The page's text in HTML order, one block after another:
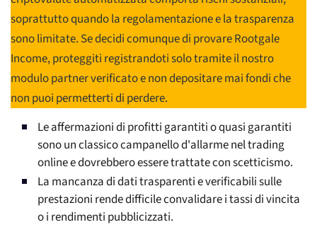
soprattutto quando la regolamentazione e la trasparenza
sono limitate. Se decidi comunque di provare Rootgale
Income, proteggiti registrandoti solo tramite il nostro
modulo partner verificato e non depositare mai fondi che
non puoi permetterti di perdere.
Le affermazioni di profitti garantiti o quasi garantiti
sono un classico campanello d'allarme nel trading
online e dovrebbero essere trattate con scetticismo.
La mancanza di dati trasparenti e verificabili sulle
prestazioni rende difficile convalidare i tassi di vincita
o i rendimenti pubblicizzati.